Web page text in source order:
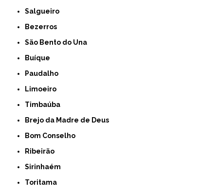
Salgueiro
Bezerros
São Bento do Una
Buíque
Paudalho
Limoeiro
Timbaúba
Brejo da Madre de Deus
Bom Conselho
Ribeirão
Sirinhaém
Toritama